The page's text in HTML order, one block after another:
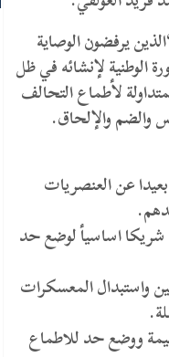
يرفضون الوصاية
الوطنية لإنشائه في ظل
لأطماع التحالف
والضم والإلحاق.
عن العنصريات
شريكا اساسيأ لوضع حد
واستبدال المعسكرات
ووضع حد للاطماع